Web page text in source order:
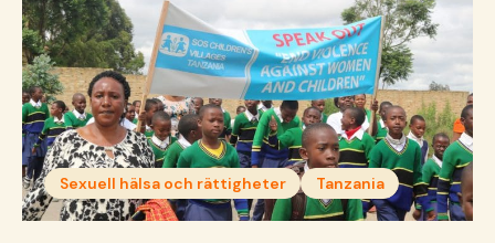
200 kronor per gåvotillfälle och &hellip; <a
href="https://sos-barnbyar.se/skattereduktion-
for-privatpersoner/">Continued</a>
Sexuell hälsa och rättigheter Tanzania